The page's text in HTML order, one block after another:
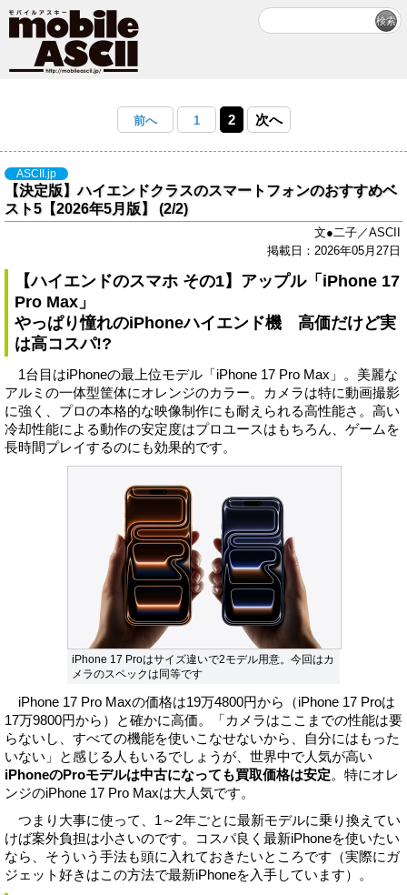
前へ 1 2 次へ
ASCII.jp
【決定版】ハイエンドクラスのスマートフォンのおすすめベ
スト5【2026年5月版】 (2/2)
文●二子／ASCII
掲載日：2026年05月27日
【ハイエンドのスマホ その1】アップル「iPhone 17
Pro Max」
やっぱり憧れのiPhoneハイエンド機 高価だけど実
は高コスパ!?
1台目はiPhoneの最上位モデル「iPhone 17 Pro Max」。美麗な
アルミの一体型筐体にオレンジのカラー。カメラは特に動画撮影
に強く、プロの本格的な映像制作にも耐えられる高性能さ。高い
冷却性能による動作の安定度はプロユースはもちろん、ゲームを
長時間プレイするのにも効果的です。
iPhone 17 Proはサイズ違いで2モデル用意。今回はカ
メラのスペックは同等です
iPhone 17 Pro Maxの価格は19万4800円から（iPhone 17 Proは
17万9800円から）と確かに高価。「カメラはここまでの性能は要
らないし、すべての機能を使いこなせないから、自分にはもった
いない」と感じる人もいるでしょうが、世界中で人気が高い
iPhoneのProモデルは中古になっても買取価格は安定。特にオレ
ンジのiPhone 17 Pro Maxは大人気です。
つまり大事に使って、1～2年ごとに最新モデルに乗り換えてい
けば案外負担は小さいのです。コスパ良く最新iPhoneを使いたい
なら、そういう手法も頭に入れておきたいところです（実際にガ
ジェット好きはこの方法で最新iPhoneを入手しています）。